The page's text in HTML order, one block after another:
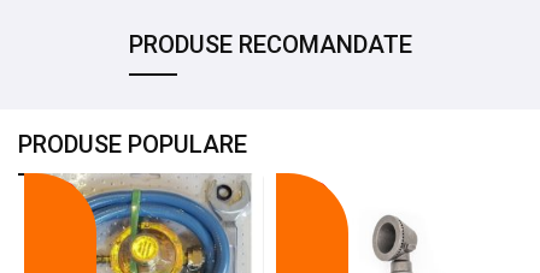
PRODUSE RECOMANDATE
PRODUSE POPULARE